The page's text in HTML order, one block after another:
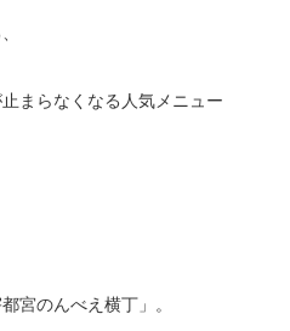
まらなくなる人気メニュー
宮のんべえ横丁」。